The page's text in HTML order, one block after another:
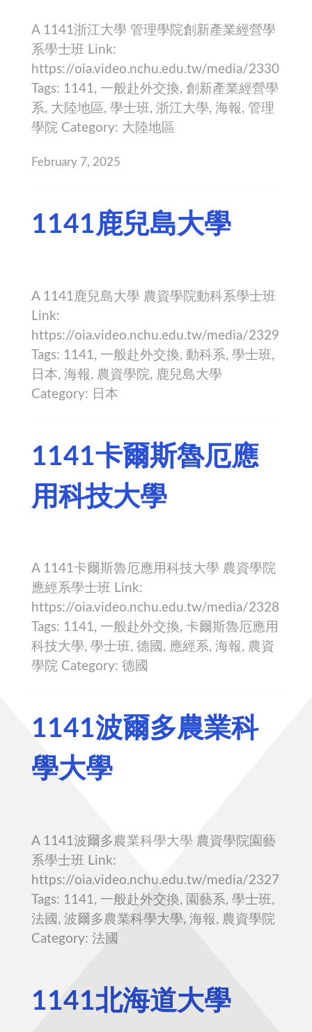
A 1141浙江大學 管理學院創新產業經營學
系學士班 Link:
https://oia.video.nchu.edu.tw/media/2330
Tags: 1141, 一般赴外交換, 創新產業經營學
系, 大陸地區, 學士班, 浙江大學, 海報, 管理
學院 Category: 大陸地區
February 7, 2025
1141鹿兒島大學
A 1141鹿兒島大學 農資學院動科系學士班
Link:
https://oia.video.nchu.edu.tw/media/2329
Tags: 1141, 一般赴外交換, 動科系, 學士班,
日本, 海報, 農資學院, 鹿兒島大學
Category: 日本
1141卡爾斯魯厄應
用科技大學
A 1141卡爾斯魯厄應用科技大學 農資學院
應經系學士班 Link:
https://oia.video.nchu.edu.tw/media/2328
Tags: 1141, 一般赴外交換, 卡爾斯魯厄應用
科技大學, 學士班, 德國, 應經系, 海報, 農資
學院 Category: 德國
1141波爾多農業科
學大學
A 1141波爾多農業科學大學 農資學院園藝
系學士班 Link:
https://oia.video.nchu.edu.tw/media/2327
Tags: 1141, 一般赴外交換, 園藝系, 學士班,
法國, 波爾多農業科學大學, 海報, 農資學院
Category: 法國
1141北海道大學